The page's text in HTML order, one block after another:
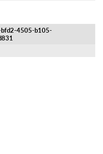
4505-b105-